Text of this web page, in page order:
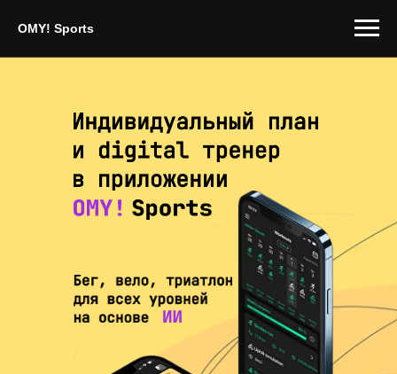
OMY! Sports